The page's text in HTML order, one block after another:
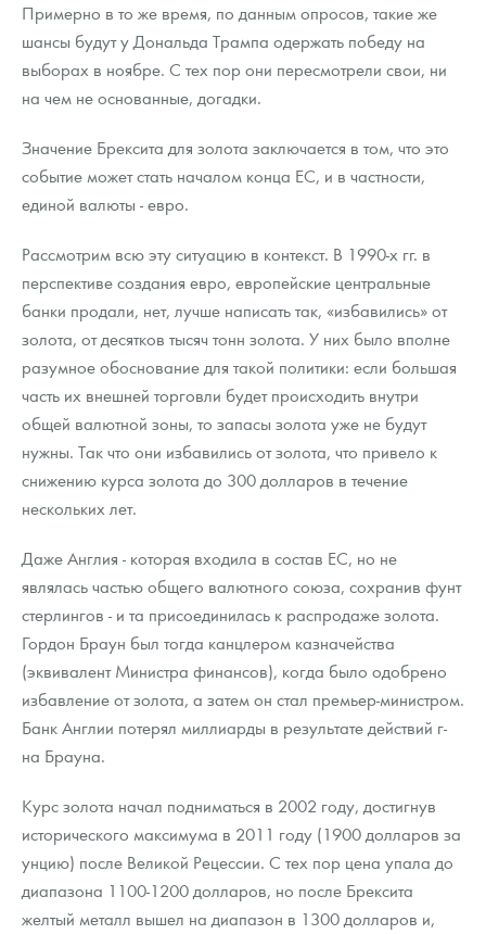
Наборы подарочных и коллекционных монет
Монеты и жетоны из недрагоценных металлов
Примерно в то же время, по данным опросов, такие же
шансы будут у Дональда Трампа одержать победу на
выборах в ноябре. С тех пор они пересмотрели свои, ни
на чем не основанные, догадки.
Значение Брексита для золота заключается в том, что это
событие может стать началом конца ЕС, и в частности,
единой валюты - евро.
Рассмотрим всю эту ситуацию в контекст. В 1990-х гг. в
перспективе создания евро, европейские центральные
банки продали, нет, лучше написать так, «избавились» от
золота, от десятков тысяч тонн золота. У них было вполне
разумное обоснование для такой политики: если большая
часть их внешней торговли будет происходить внутри
общей валютной зоны, то запасы золота уже не будут
нужны. Так что они избавились от золота, что привело к
снижению курса золота до 300 долларов в течение
нескольких лет.
Даже Англия - которая входила в состав ЕС, но не
являлась частью общего валютного союза, сохранив фунт
стерлингов - и та присоединилась к распродаже золота.
Гордон Браун был тогда канцлером казначейства
(эквивалент Министра финансов), когда было одобрено
избавление от золота, а затем он стал премьер-министром.
Банк Англии потерял миллиарды в результате действий г-
на Брауна.
Курс золота начал подниматься в 2002 году, достигнув
исторического максимума в 2011 году (1900 долларов за
унцию) после Великой Рецессии. С тех пор цена упала до
диапазона 1100-1200 долларов, но после Брексита
желтый металл вышел на диапазон в 1300 долларов и,